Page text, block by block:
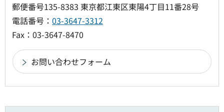
郵便番号135-8383 東京都江東区東陽4丁目11番28号
電話番号： 03-3647-3312
Fax：03-3647-8470